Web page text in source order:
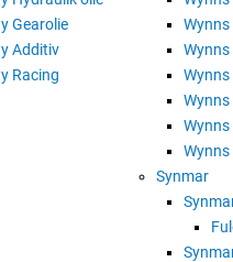
Gearolie
Additiv
Racing
Wynns
Synmar
GREASE EP 2